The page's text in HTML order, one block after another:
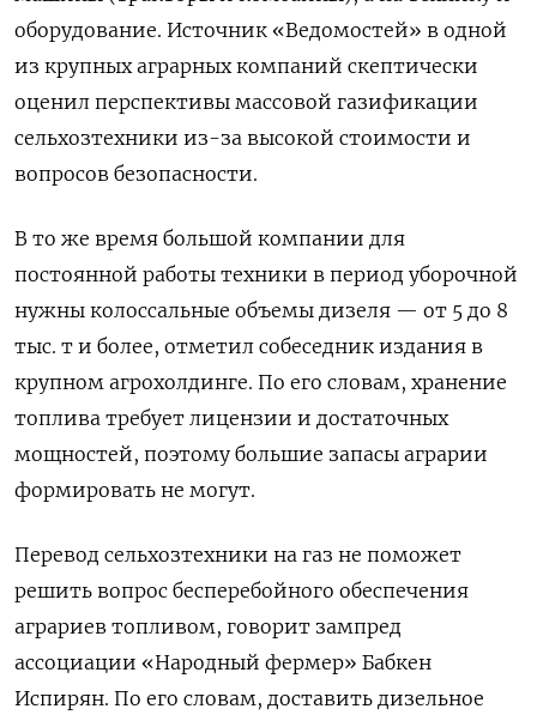
оборудование. Источник «Ведомостей» в одной
из крупных аграрных компаний скептически
оценил перспективы массовой газификации
сельхозтехники из-за высокой стоимости и
вопросов безопасности.
В то же время большой компании для
постоянной работы техники в период уборочной
нужны колоссальные объемы дизеля — от 5 до 8
тыс. т и более, отметил собеседник издания в
крупном агрохолдинге. По его словам, хранение
топлива требует лицензии и достаточных
мощностей, поэтому большие запасы аграрии
формировать не могут.
Перевод сельхозтехники на газ не поможет
решить вопрос бесперебойного обеспечения
аграриев топливом, говорит зампред
ассоциации «Народный фермер» Бабкен
Испирян. По его словам, доставить дизельное